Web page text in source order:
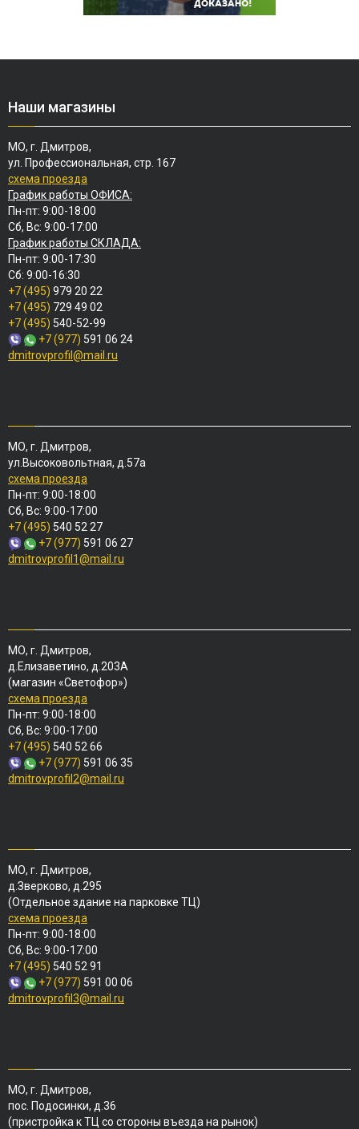
Наши магазины
МО, г. Дмитров,
ул. Профессиональная, стр. 167
схема проезда
График работы ОФИСА:
Пн-пт: 9:00-18:00
Сб, Вс: 9:00-17:00
График работы СКЛАДА:
Пн-пт: 9:00-17:30
Сб: 9:00-16:30
+7 (495) 979 20 22
+7 (495) 729 49 02
+7 (495) 540-52-99
+7 (977) 591 06 24
dmitrovprofil@mail.ru
МО, г. Дмитров,
ул.Высоковольтная, д.57а
схема проезда
Пн-пт: 9:00-18:00
Сб, Вс: 9:00-17:00
+7 (495) 540 52 27
+7 (977) 591 06 27
dmitrovprofil1@mail.ru
МО, г. Дмитров,
д.Елизаветино, д.203А
(магазин «Светофор»)
схема проезда
Пн-пт: 9:00-18:00
Сб, Вс: 9:00-17:00
+7 (495) 540 52 66
+7 (977) 591 06 35
dmitrovprofil2@mail.ru
МО, г. Дмитров,
д.Зверково, д.295
(Отдельное здание на парковке ТЦ)
схема проезда
Пн-пт: 9:00-18:00
Сб, Вс: 9:00-17:00
+7 (495) 540 52 91
+7 (977) 591 00 06
dmitrovprofil3@mail.ru
МО, г. Дмитров,
пос. Подосинки, д.36
(пристройка к ТЦ со стороны въезда на рынок)